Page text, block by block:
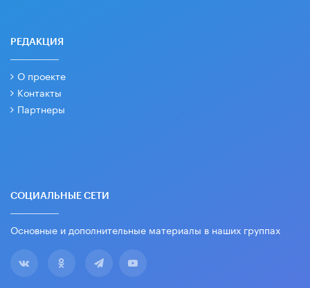
РЕДАКЦИЯ
О проекте
Контакты
Партнеры
СОЦИАЛЬНЫЕ СЕТИ
Основные и дополнительные материалы в наших группах